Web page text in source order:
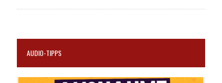
AUDIO-TIPPS